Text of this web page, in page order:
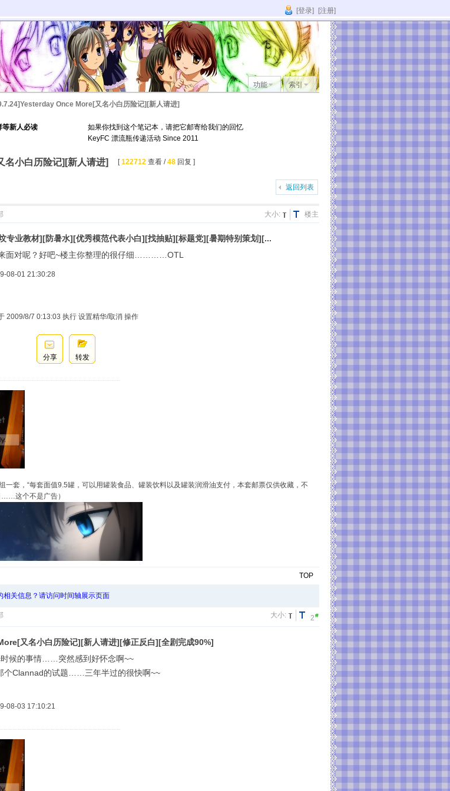
[登录] [注册]
功能 索引
Once More[又名小白历险记][新人请进]
等新人必读
如果你找到这个笔记本，请把它邮寄给我们的回忆
KeyFC 漂流瓶传递活动 Since 2011
小白历险记][新人请进] [122712 查看 /48 回复 ]
返回列表
楼主
大小:
专业教材][防暑水][优秀模范代表小白][找抽贴][标题党][暑期特别策划][...
面对呢？好吧~楼主你整理的很仔细…………OTL
08-01 21:30:28
2009/8/7 0:13:03 执行 设置精华/取消 操作
分享 转发
一套，“每套面值9.5罐，可以用罐装食品、罐装饮料以及罐装润滑油支付，本套邮票仅供收藏，不
这个不是广告）
TOP
关信息？请访问时间轴展示页面
2#
大小:
又名小白历险记][新人请进][修正反白][全剧完成90%]
候的事情……突然感到好怀念啊~~
个Clannad的试题……三年半过的很快啊~~
08-03 17:10:21